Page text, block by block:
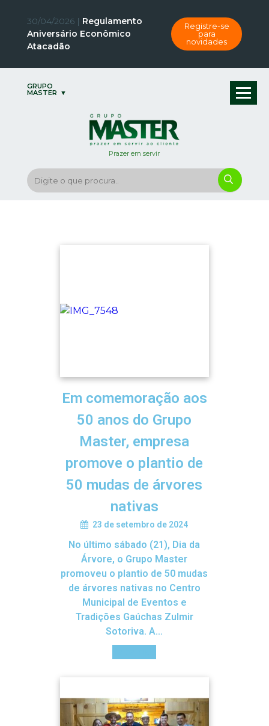
30/04/2026 | Regulamento
Aniversário Econômico
Atacadão
Registre-se
para
novidades
GRUPO
MASTER
Prazer em servir
Em comemoração aos
50 anos do Grupo
Master, empresa
promove o plantio de
50 mudas de árvores
nativas
23 de setembro de 2024
No último sábado (21), Dia da
Árvore, o Grupo Master
promoveu o plantio de 50 mudas
de árvores nativas no Centro
Municipal de Eventos e
Tradições Gaúchas Zulmir
Sotoriva. A…